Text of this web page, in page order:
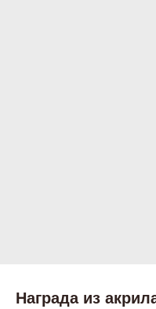
Награда из